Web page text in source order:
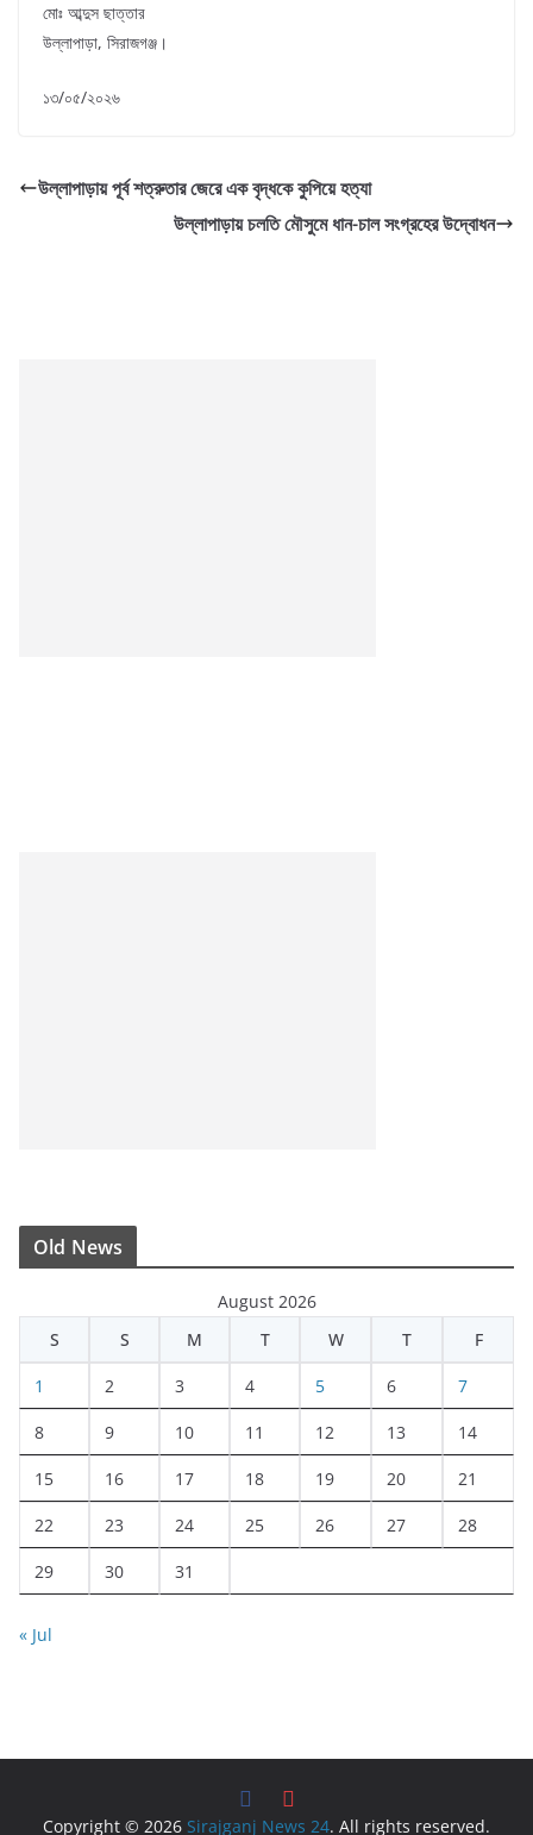
মোঃ আব্দুস ছাত্তার
উল্লাপাড়া, সিরাজগঞ্জ।
১৩/০৫/২০২৬
উল্লাপাড়ায় পূর্ব শত্রুতার জেরে এক বৃদ্ধকে কুপিয়ে হত্যা
উল্লাপাড়ায় চলতি মৌসুমে ধান-চাল সংগ্রহের উদ্বোধন
Old News
August 2026
S
S M T W T F
1 2 3 4 5 6 7
8 9 10 11 12 13 14
15 16 17 18 19 20 21
22 23 24 25 26 27 28
29 30 31
« Jul
Copyright © 2026 Sirajganj News 24. All rights reserved.